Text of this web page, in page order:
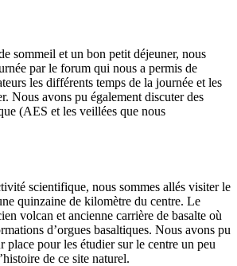
sommeil et un bon petit déjeuner, nous
par le forum qui nous a permis de
les différents temps de la journée et les
Nous avons pu également discuter des
(AES et les veillées que nous
scientifique, nous sommes allés visiter le
quinzaine de kilomètre du centre. Le
volcan et ancienne carrière de basalte où
d’orgues basaltiques. Nous avons pu
place pour les étudier sur le centre un peu
de ce site naturel.